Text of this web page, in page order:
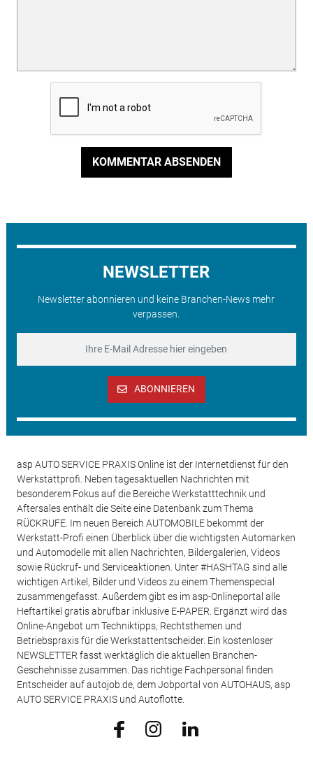
KOMMENTAR ABSENDEN
NEWSLETTER
Newsletter abonnieren und keine Branchen-News mehr
verpassen.
ABONNIEREN
asp AUTO SERVICE PRAXIS Online ist der Internetdienst für den
Werkstattprofi. Neben tagesaktuellen Nachrichten mit
besonderem Fokus auf die Bereiche Werkstatttechnik und
Aftersales enthält die Seite eine Datenbank zum Thema
RÜCKRUFE. Im neuen Bereich AUTOMOBILE bekommt der
Werkstatt-Profi einen Überblick über die wichtigsten Automarken
und Automodelle mit allen Nachrichten, Bildergalerien, Videos
sowie Rückruf- und Serviceaktionen. Unter #HASHTAG sind alle
wichtigen Artikel, Bilder und Videos zu einem Themenspecial
zusammengefasst. Außerdem gibt es im asp-Onlineportal alle
Heftartikel gratis abrufbar inklusive E-PAPER. Ergänzt wird das
Online-Angebot um Techniktipps, Rechtsthemen und
Betriebspraxis für die Werkstattentscheider. Ein kostenloser
NEWSLETTER fasst werktäglich die aktuellen Branchen-
Geschehnisse zusammen. Das richtige Fachpersonal finden
Entscheider auf autojob.de, dem Jobportal von AUTOHAUS, asp
AUTO SERVICE PRAXIS und Autoflotte.